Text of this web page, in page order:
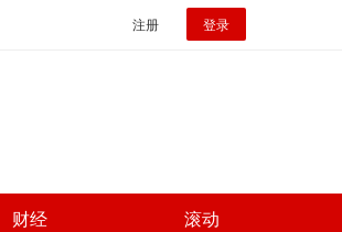
注册 登录
财经 滚动